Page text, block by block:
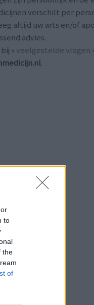
to
the
of
verschilt per
altijd uw arts en/of
advies.
« veelgestelde vragen
.